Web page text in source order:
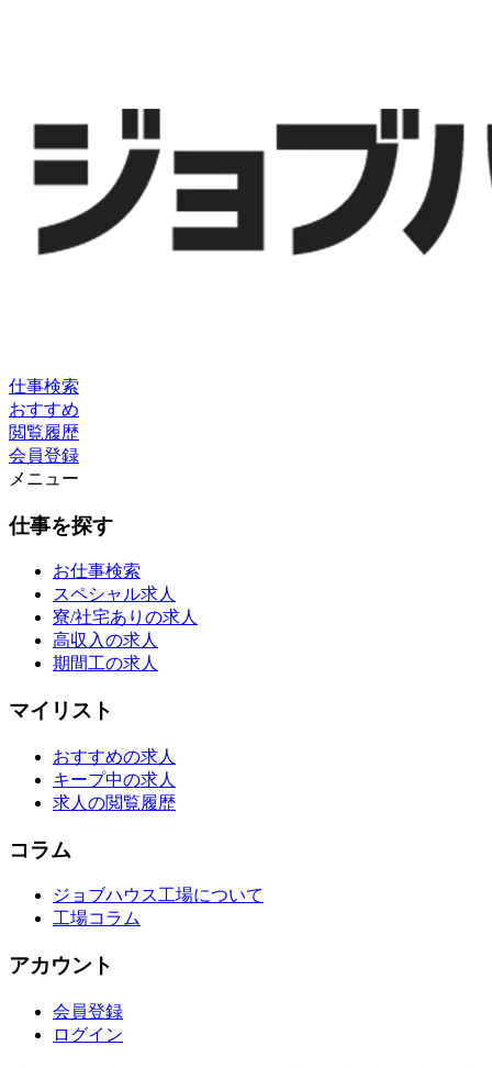
仕事検索
おすすめ
閲覧履歴
会員登録
メニュー
仕事を探す
お仕事検索
スペシャル求人
寮/社宅ありの求人
高収入の求人
期間工の求人
マイリスト
おすすめの求人
キープ中の求人
求人の閲覧履歴
コラム
ジョブハウス工場について
工場コラム
アカウント
会員登録
ログイン